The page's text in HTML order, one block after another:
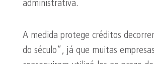
administrativa.
A medida protege créditos
do século”, já que muitas